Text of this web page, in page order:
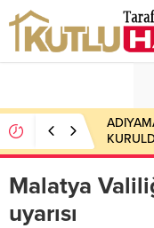
Malatya
uyarısı